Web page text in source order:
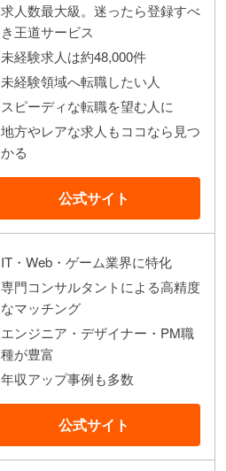
求人数最大級。迷ったら登録すべ
き王道サービス
未経験求人は約48,000件
未経験領域へ転職したい人
スピーディな転職を望む人に
地方やレアな求人もココなら見つ
かる
公式サイト
IT・Web・ゲーム業界に特化
専門コンサルタントによる高精度
なマッチング
エンジニア・デザイナー・PM職
種が豊富
年収アップ事例も多数
公式サイト